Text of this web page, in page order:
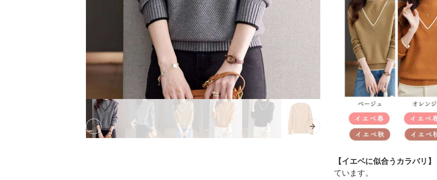
Previous slide Next slide
【イエベに似合うカラバリ】
ています。